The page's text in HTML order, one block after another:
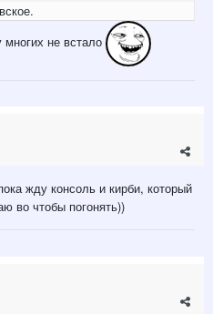
многих не встало
жду консоль и кирби, который
во чтобы погонять))